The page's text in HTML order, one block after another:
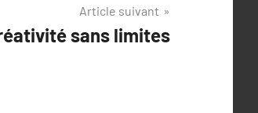
Article suivant
sans limites